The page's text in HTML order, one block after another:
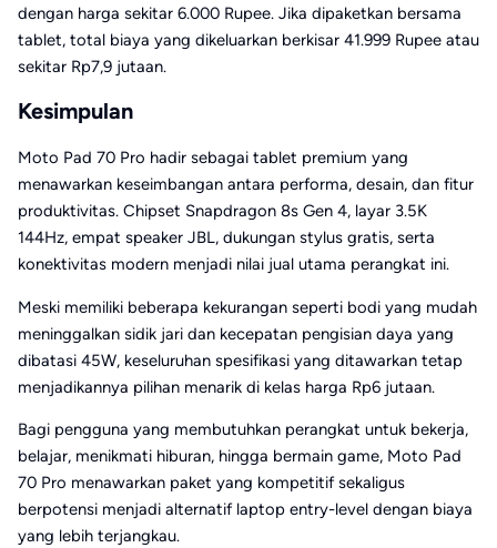
dengan harga sekitar 6.000 Rupee. Jika dipaketkan bersama
tablet, total biaya yang dikeluarkan berkisar 41.999 Rupee atau
sekitar Rp7,9 jutaan.
Kesimpulan
Moto Pad 70 Pro hadir sebagai tablet premium yang
menawarkan keseimbangan antara performa, desain, dan fitur
produktivitas. Chipset Snapdragon 8s Gen 4, layar 3.5K
144Hz, empat speaker JBL, dukungan stylus gratis, serta
konektivitas modern menjadi nilai jual utama perangkat ini.
Meski memiliki beberapa kekurangan seperti bodi yang mudah
meninggalkan sidik jari dan kecepatan pengisian daya yang
dibatasi 45W, keseluruhan spesifikasi yang ditawarkan tetap
menjadikannya pilihan menarik di kelas harga Rp6 jutaan.
Bagi pengguna yang membutuhkan perangkat untuk bekerja,
belajar, menikmati hiburan, hingga bermain game, Moto Pad
70 Pro menawarkan paket yang kompetitif sekaligus
berpotensi menjadi alternatif laptop entry-level dengan biaya
yang lebih terjangkau.